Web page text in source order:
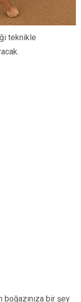
teknikle
bir şey